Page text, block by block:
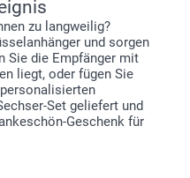
zu langweilig?
und sorgen
Sie die Empfänger mit
liegt, oder fügen Sie
Set geliefert und
Geschenk für